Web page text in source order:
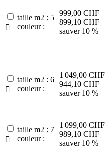

taille m2 : 5
couleur :
999,00 CHF
899,10 CHF
sauver 10 %

taille m2 : 6
couleur :
1 049,00 CHF
944,10 CHF
sauver 10 %

taille m2 : 7
couleur :
1 099,00 CHF
989,10 CHF
sauver 10 %